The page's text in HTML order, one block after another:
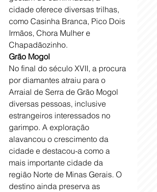
cidade oferece diversas trilhas,
como Casinha Branca, Pico Dois
Irmãos, Chora Mulher e
Chapadãozinho.
Grão Mogol
No final do século XVII, a procura
por diamantes atraiu para o
Arraial de Serra de Grão Mogol
diversas pessoas, inclusive
estrangeiros interessados no
garimpo. A exploração
alavancou o crescimento da
cidade e destacou-a como a
mais importante cidade da
região Norte de Minas Gerais. O
destino ainda preserva as